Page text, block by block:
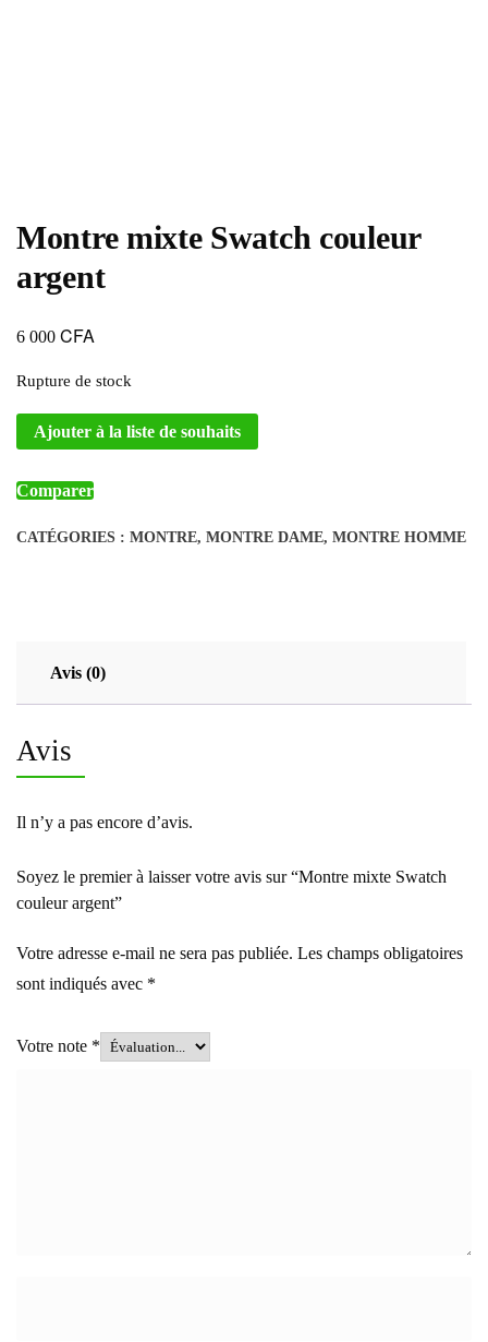
Montre mixte Swatch couleur
argent
6 000 CFA
Rupture de stock
Ajouter à la liste de souhaits
Comparer
CATÉGORIES : MONTRE, MONTRE DAME, MONTRE HOMME
Avis (0)
Avis
Il n’y a pas encore d’avis.
Soyez le premier à laisser votre avis sur “Montre mixte Swatch
couleur argent”
Votre adresse e-mail ne sera pas publiée. Les champs obligatoires
sont indiqués avec *
Votre note *